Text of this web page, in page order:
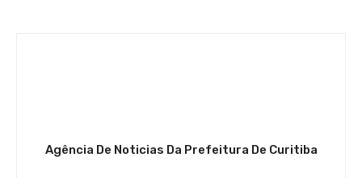
Agência De Noticias Da Prefeitura De Curitiba